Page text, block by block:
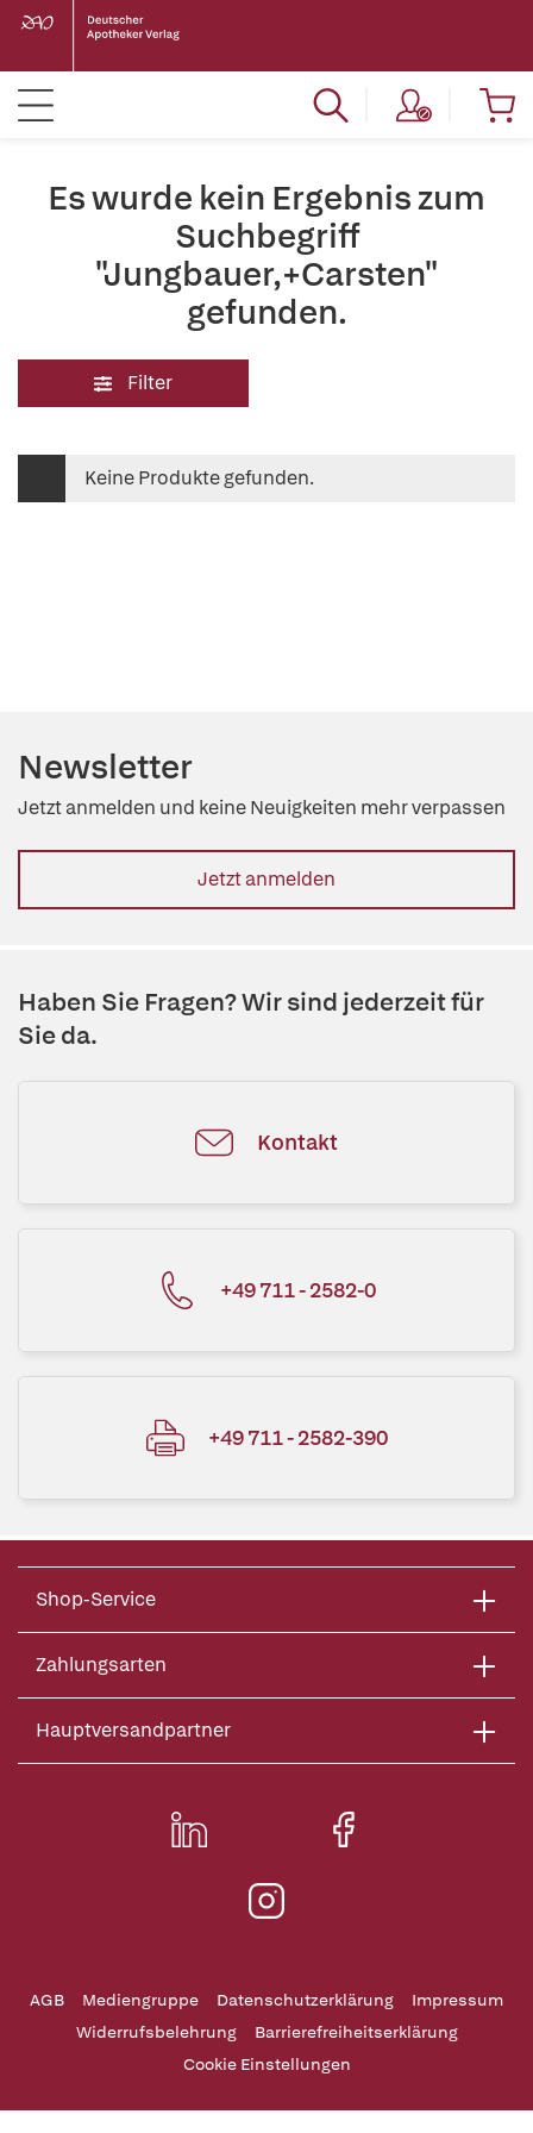
Es wurde kein Ergebnis zum
Suchbegriff
"Jungbauer,+Carsten"
gefunden.
Filter
Keine Produkte gefunden.
Newsletter
Jetzt anmelden und keine Neuigkeiten mehr verpassen
Jetzt anmelden
Haben Sie Fragen? Wir sind jederzeit für
Sie da.
Kontakt
+49 711 - 2582-0
+49 711 - 2582-390
Shop-Service
Zahlungsarten
Hauptversandpartner
AGB Mediengruppe Datenschutzerklärung
Impressum
Widerrufsbelehrung
Barrierefreiheitserklärung
Cookie Einstellungen